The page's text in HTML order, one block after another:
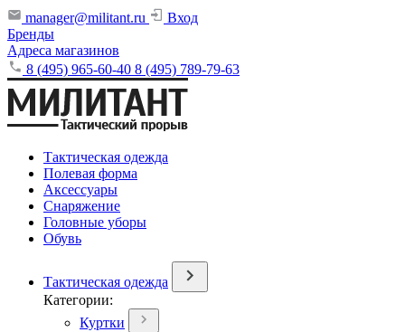
manager@militant.ru
Вход
Бренды
Адреса магазинов
8 (495) 965-60-40 8 (495) 789-79-63
Тактическая одежда
Полевая форма
Аксессуары
Снаряжение
Головные уборы
Обувь
Тактическая одежда
Категории:
Куртки